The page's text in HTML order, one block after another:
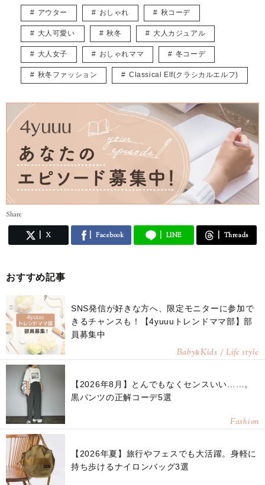
趣味はハンドメイドやイラストを描くことで、子どもが寝たあとにコツ
コツ作業しています。
主にファッションの記事を書かせていただくと思いますが、自分の感じ
た“いいね”をみなさんと共有できたら嬉しいです。
よろしくお願いします。
アウター おしゃれ 秋コーデ
大人可愛い 秋冬 大人カジュアル
大人女子 おしゃれママ 冬コーデ
秋冬ファッション Classical Elf(クラシカルエルフ)
Share
X Facebook LINE Threads
おすすめ記事
SNS発信が好きな方へ、限定モニターに参加で
きるチャンスも！【4yuuuトレンドママ部】部
員募集中
Baby&Kids / Life style
【2026年8月】とんでもなくセンスいい……。
黒パンツの正解コーデ5選
Fashion
【2026年夏】旅行やフェスでも大活躍。身軽に
持ち歩けるナイロンバッグ3選